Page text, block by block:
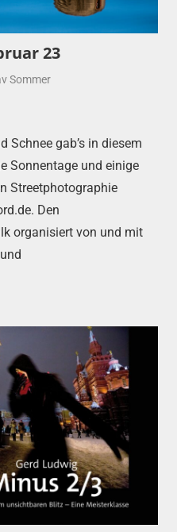
23
Sommer
Schnee gab’s in diesem
Sonnentage und einige
Streetphotographie
Den
organisiert von und mit